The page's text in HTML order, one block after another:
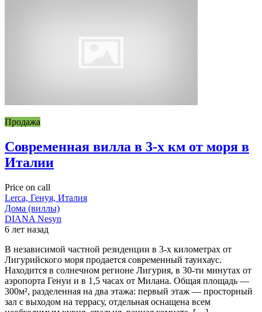
Продажа
Современная вилла в 3-х км от моря в
Италии
Price on call
Lerca, Генуя, Италия
Дома (виллы)
DIANA Nesyn
6 лет назад
В независимой частной резиденции в 3-х километрах от
Лигурийского моря продается современный таунхаус.
Находится в солнечном регионе Лигурия, в 30-ти минутах от
аэропорта Генуи и в 1,5 часах от Милана. Общая площадь —
300м², разделенная на два этажа: первый этаж — просторный
зал с выходом на террасу, отдельная оснащена всем